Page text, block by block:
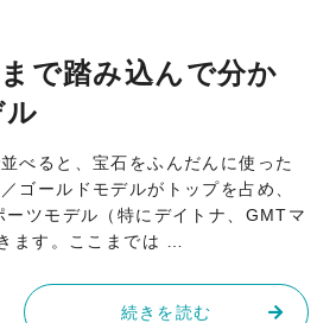
で踏み込んで分か
べると、宝石をふんだんに使った
ゴールドモデルがトップを占め、
ツモデル（特にデイトナ、GMTマ
ます。ここまでは …
続きを読む